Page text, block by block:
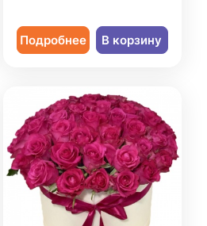
Подробнее В корзину